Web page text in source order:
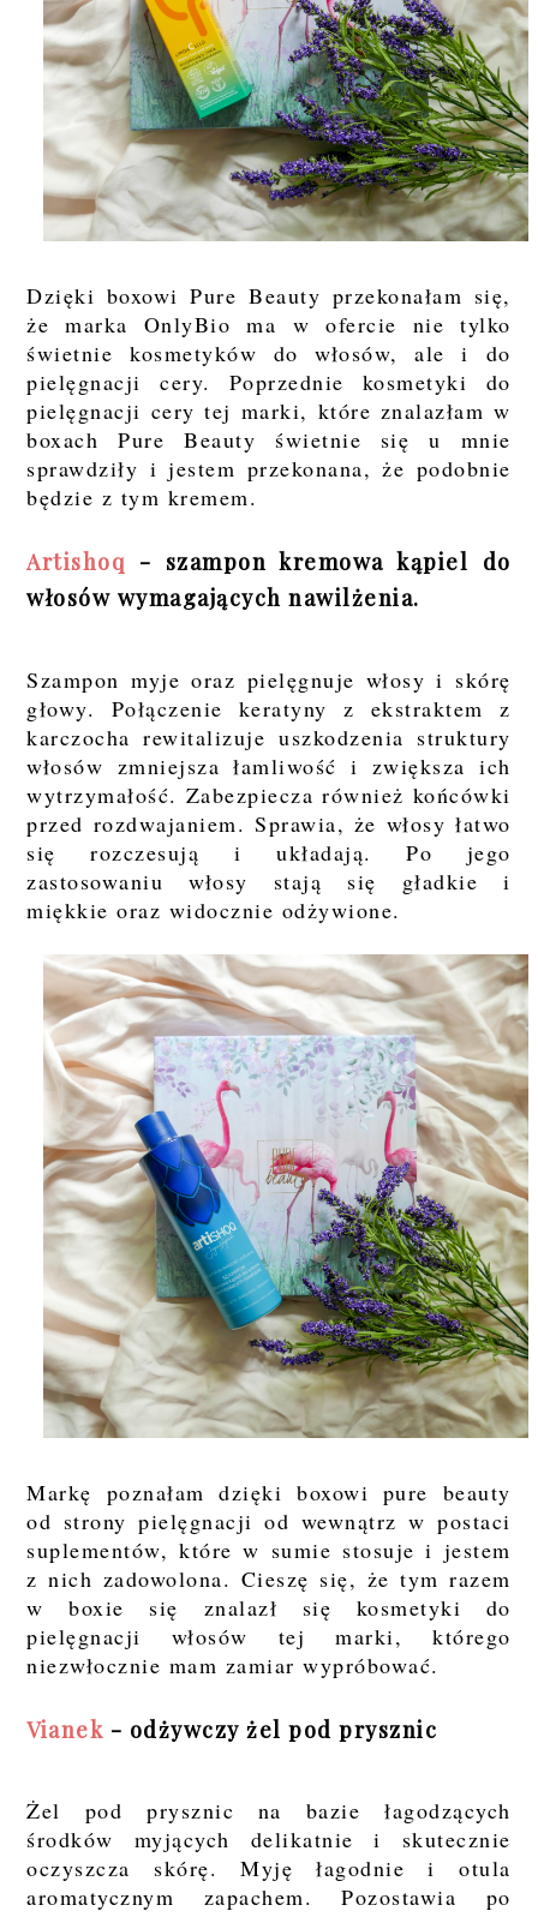
Dzięki boxowi Pure Beauty przekonałam się,
że marka OnlyBio ma w ofercie nie tylko
świetnie kosmetyków do włosów, ale i do
pielęgnacji cery. Poprzednie kosmetyki do
pielęgnacji cery tej marki, które znalazłam w
boxach Pure Beauty świetnie się u mnie
sprawdziły i jestem przekonana, że podobnie
będzie z tym kremem.
Artishoq - szampon kremowa kąpiel do
włosów wymagających nawilżenia.
Szampon myje oraz pielęgnuje włosy i skórę
głowy. Połączenie keratyny z ekstraktem z
karczocha rewitalizuje uszkodzenia struktury
włosów zmniejsza łamliwość i zwiększa ich
wytrzymałość. Zabezpiecza również końcówki
przed rozdwajaniem. Sprawia, że włosy łatwo
się rozczesują i układają. Po jego
zastosowaniu włosy stają się gładkie i
miękkie oraz widocznie odżywione.
Markę poznałam dzięki boxowi pure beauty
od strony pielęgnacji od wewnątrz w postaci
suplementów, które w sumie stosuje i jestem
z nich zadowolona. Cieszę się, że tym razem
w boxie się znalazł się kosmetyki do
pielęgnacji włosów tej marki, którego
niezwłocznie mam zamiar wypróbować.
Vianek - odżywczy żel pod prysznic
Żel pod prysznic na bazie łagodzących
środków myjących delikatnie i skutecznie
oczyszcza skórę. Myję łagodnie i otula
aromatycznym zapachem. Pozostawia po